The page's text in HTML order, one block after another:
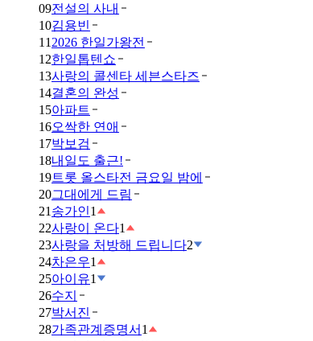
09전설의 사내
10김용빈
11 2026 한일가왕전
12한일톱텐쇼
13사랑의 콜센타 세븐스타즈
14결혼의 완성
15아파트
16오싹한 연애
17박보검
18내일도 출근!
19트롯 올스타전 금요일 밤에
20그대에게 드림
21 송가인1
22사랑이 온다1
23사랑을 처방해 드립니다2
24차은우1
25아이유1
26수지
27박서진
28가족관계증명서 1